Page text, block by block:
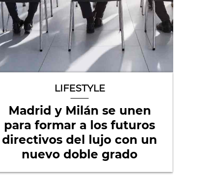
LIFESTYLE
Madrid y Milán se unen
para formar a los futuros
directivos del lujo con un
nuevo doble grado